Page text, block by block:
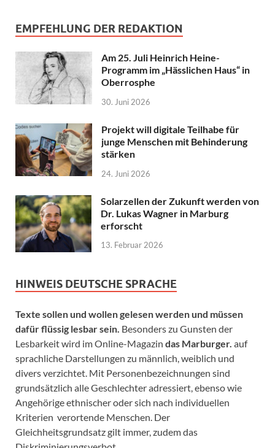
EMPFEHLUNG DER REDAKTION
Am 25. Juli Heinrich Heine-
Programm im „Hässlichen Haus“ in
Oberrosphe
30. Juni 2026
Projekt will digitale Teilhabe für
junge Menschen mit Behinderung
stärken
24. Juni 2026
Solarzellen der Zukunft werden von
Dr. Lukas Wagner in Marburg
erforscht
13. Februar 2026
HINWEIS DEUTSCHE SPRACHE
Texte sollen und wollen gelesen werden und müssen
dafür flüssig lesbar sein. Besonders zu Gunsten der
Lesbarkeit wird im Online-Magazin das Marburger. auf
sprachliche Darstellungen zu männlich, weiblich und
divers verzichtet. Mit Personenbezeichnungen sind
grundsätzlich alle Geschlechter adressiert, ebenso wie
Angehörige ethnischer oder sich nach individuellen
Kriterien verortende Menschen. Der
Gleichheitsgrundsatz gilt immer, zudem das